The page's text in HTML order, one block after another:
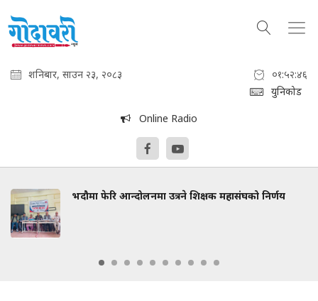
शनिबार, साउन २३, २०८३
०१:५२:४७
युनिकोड
Online Radio
भदौमा फेरि आन्दोलनमा उत्रने शिक्षक महासंघको निर्णय